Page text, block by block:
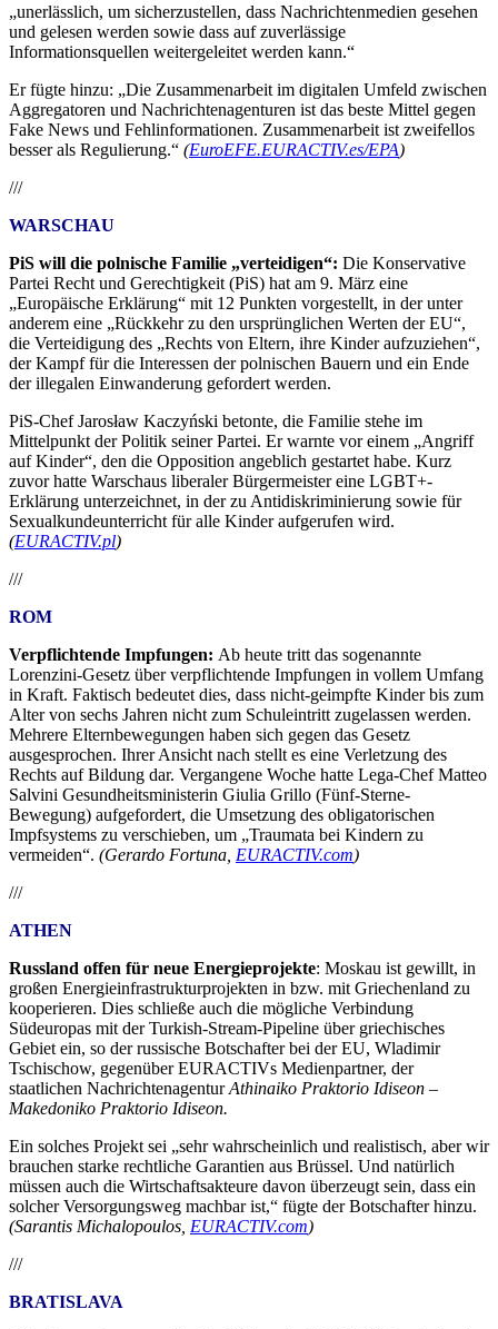
„unerlässlich, um sicherzustellen, dass Nachrichtenmedien gesehen
und gelesen werden sowie dass auf zuverlässige
Informationsquellen weitergeleitet werden kann.“
Er fügte hinzu: „Die Zusammenarbeit im digitalen Umfeld zwischen
Aggregatoren und Nachrichtenagenturen ist das beste Mittel gegen
Fake News und Fehlinformationen. Zusammenarbeit ist zweifellos
besser als Regulierung.“ (EuroEFE.EURACTIV.es/EPA)
///
WARSCHAU
PiS will die polnische Familie „verteidigen“: Die Konservative
Partei Recht und Gerechtigkeit (PiS) hat am 9. März eine
„Europäische Erklärung“ mit 12 Punkten vorgestellt, in der unter
anderem eine „Rückkehr zu den ursprünglichen Werten der EU“,
die Verteidigung des „Rechts von Eltern, ihre Kinder aufzuziehen“,
der Kampf für die Interessen der polnischen Bauern und ein Ende
der illegalen Einwanderung gefordert werden.
PiS-Chef Jarosław Kaczyński betonte, die Familie stehe im
Mittelpunkt der Politik seiner Partei. Er warnte vor einem „Angriff
auf Kinder“, den die Opposition angeblich gestartet habe. Kurz
zuvor hatte Warschaus liberaler Bürgermeister eine LGBT+-
Erklärung unterzeichnet, in der zu Antidiskriminierung sowie für
Sexualkundeunterricht für alle Kinder aufgerufen wird.
(EURACTIV.pl)
///
ROM
Verpflichtende Impfungen: Ab heute tritt das sogenannte
Lorenzini-Gesetz über verpflichtende Impfungen in vollem Umfang
in Kraft. Faktisch bedeutet dies, dass nicht-geimpfte Kinder bis zum
Alter von sechs Jahren nicht zum Schuleintritt zugelassen werden.
Mehrere Elternbewegungen haben sich gegen das Gesetz
ausgesprochen. Ihrer Ansicht nach stellt es eine Verletzung des
Rechts auf Bildung dar. Vergangene Woche hatte Lega-Chef Matteo
Salvini Gesundheitsministerin Giulia Grillo (Fünf-Sterne-
Bewegung) aufgefordert, die Umsetzung des obligatorischen
Impfsystems zu verschieben, um „Traumata bei Kindern zu
vermeiden“. (Gerardo Fortuna, EURACTIV.com)
///
ATHEN
Russland offen für neue Energieprojekte: Moskau ist gewillt, in
großen Energieinfrastrukturprojekten in bzw. mit Griechenland zu
kooperieren. Dies schließe auch die mögliche Verbindung
Südeuropas mit der Turkish-Stream-Pipeline über griechisches
Gebiet ein, so der russische Botschafter bei der EU, Wladimir
Tschischow, gegenüber EURACTIVs Medienpartner, der
staatlichen NachrichtenagenturAthinaiko Praktorio Idiseon –
Makedoniko Praktorio Idiseon.
Ein solches Projekt sei „sehr wahrscheinlich und realistisch, aber wir
brauchen starke rechtliche Garantien aus Brüssel. Und natürlich
müssen auch die Wirtschaftsakteure davon überzeugt sein, dass ein
solcher Versorgungsweg machbar ist,“ fügte der Botschafter hinzu.
(Sarantis Michalopoulos, EURACTIV.com)
///
BRATISLAVA